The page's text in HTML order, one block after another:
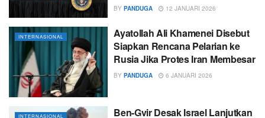
BY PANDUGA 12 JANUARI 2026
INTERNASIONAL
Ayatollah Ali Khamenei Disebut
Siapkan Rencana Pelarian ke
Rusia Jika Protes Iran Membesar
BY PANDUGA 6 JANUARI 2026
INTERNASIONAL
Ben-Gvir Desak Israel Lanjutkan